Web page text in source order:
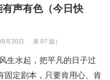
声有色（今日快
月30日 第 07 版）
水起，把平凡的日子过
固定剧本，只要肯用心、肯